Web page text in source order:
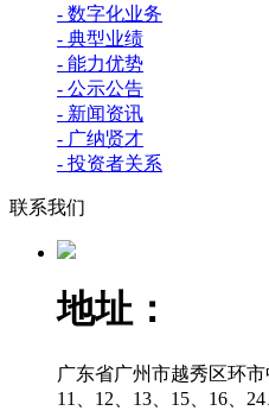
- 数字化业务
- 典型业绩
- 能力优势
- 公示公告
- 新闻资讯
- 广纳贤才
- 投资者关系
联系我们
地址：
广东省广州市越秀区环市
11、12、13、15、16、